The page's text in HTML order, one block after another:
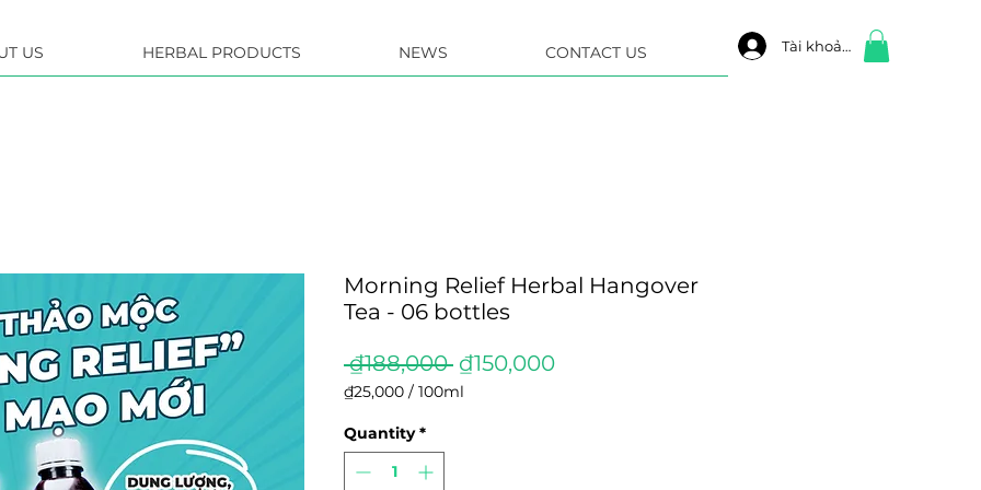
US HERBAL PRODUCTS NEWS CONTACT US Tài khoản
Morning Relief Herbal Hangover
Tea - 06 bottles
₫188,000 Regular
Price
₫150,000Sale
₫25,000 / 100ml
per
100
Milliliters
Quantity *